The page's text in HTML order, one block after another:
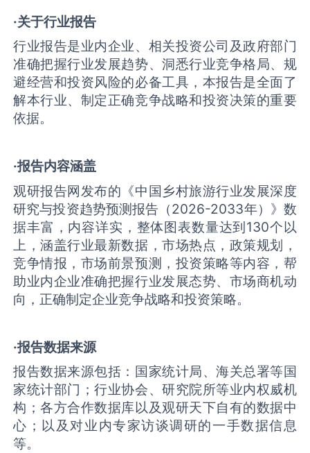
·关于行业报告
行业报告是业内企业、相关投资公司及政府部门
准确把握行业发展趋势、洞悉行业竞争格局、规
避经营和投资风险的必备工具，本报告是全面了
解本行业、制定正确竞争战略和投资决策的重要
依据。
·报告内容涵盖
观研报告网发布的《中国乡村旅游行业发展深度
研究与投资趋势预测报告（2026-2033年）》数
据丰富，内容详实，整体图表数量达到130个以
上，涵盖行业最新数据，市场热点，政策规划，
竞争情报，市场前景预测，投资策略等内容，帮
助业内企业准确把握行业发展态势、市场商机动
向，正确制定企业竞争战略和投资策略。
·报告数据来源
报告数据来源包括：国家统计局、海关总署等国
家统计部门；行业协会、研究院所等业内权威机
构；各方合作数据库以及观研天下自有的数据中
心；以及对业内专家访谈调研的一手数据信息
等。